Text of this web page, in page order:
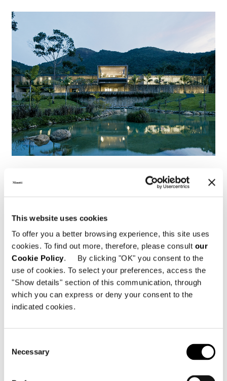
This website uses cookies
To offer you a better browsing experience, this site uses
cookies. To find out more, therefore, please consult our
Cookie Policy. By clicking "OK" you consent to the
use of cookies. To select your preferences, access the
"Show details" section of this communication, through
which you can express or deny your consent to the
indicated cookies.
Selection
Necessary
Brésil, Jn House